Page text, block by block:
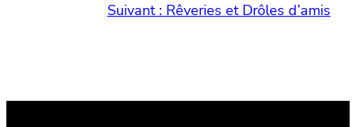
Suivant : Rêveries et Drôles d’amis